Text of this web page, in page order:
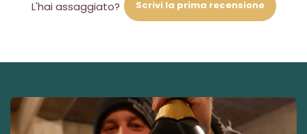
L'hai assaggiato? Scrivi la prima recensione